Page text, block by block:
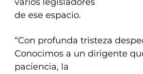
de ese espacio.
“Con profunda tristeza
Conocimos a un dirigente
paciencia, la